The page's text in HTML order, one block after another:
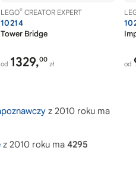
LEGO® CREATOR EXPERT
10214
Tower Bridge
od 1329,00
zł od
z 2010 roku ma
z 2010 roku ma 4295